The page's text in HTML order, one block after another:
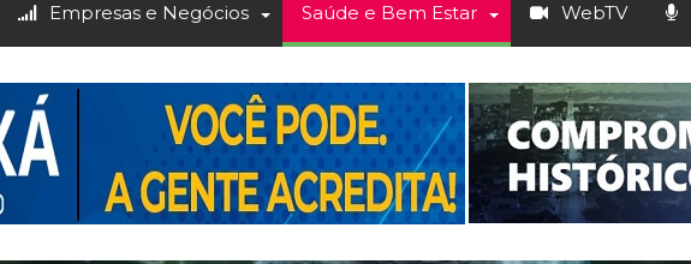
Empresas e Negócios Saúde e Bem Estar WebTV